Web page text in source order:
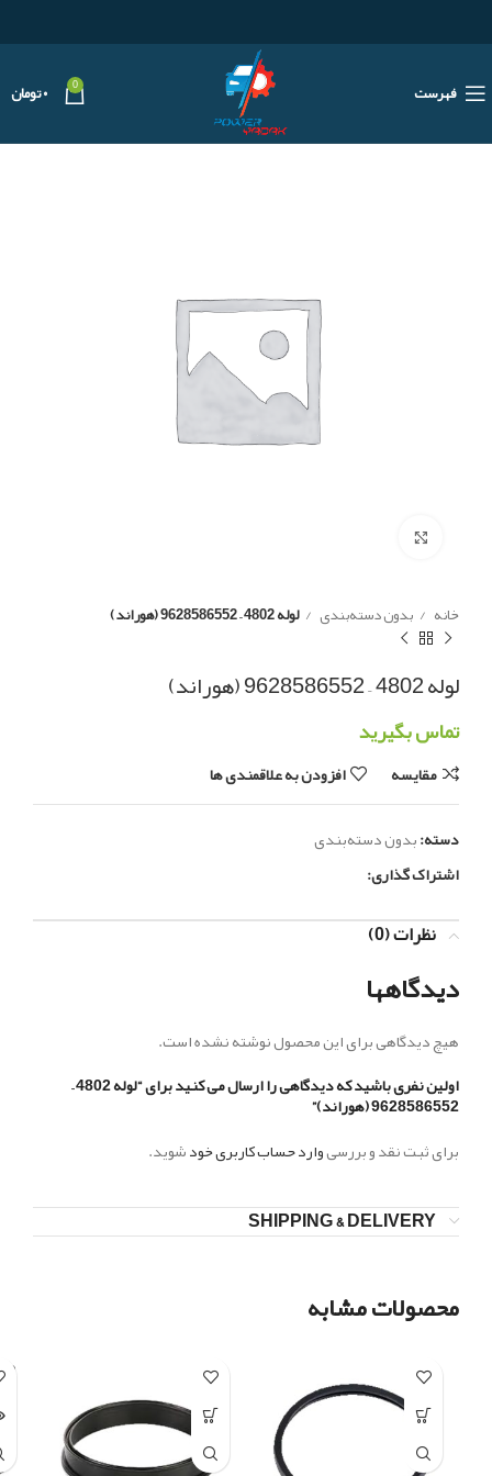
فهرست 0 ۰تومان
خانه بدون دسته‌بندی لوله 4802 – 9628586552 (هوراند)
لوله 4802 – 9628586552 (هوراند)
تماس بگیرید
مقایسه افزودن به علاقمندی ها
دسته:بدون دسته‌بندی
اشتراک گذاری:
نظرات (0)
دیدگاهها
هیچ دیدگاهی برای این محصول نوشته نشده است.
اولین نفری باشید که دیدگاهی را ارسال می کنید برای “لوله 4802 –
9628586552 (هوراند)”
برای ثبت نقد و بررسیوارد حساب کاربری خودشوید.
SHIPPING & DELIVERY
محصولات مشابه